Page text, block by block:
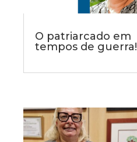
O patriarcado em
tempos de guerra!